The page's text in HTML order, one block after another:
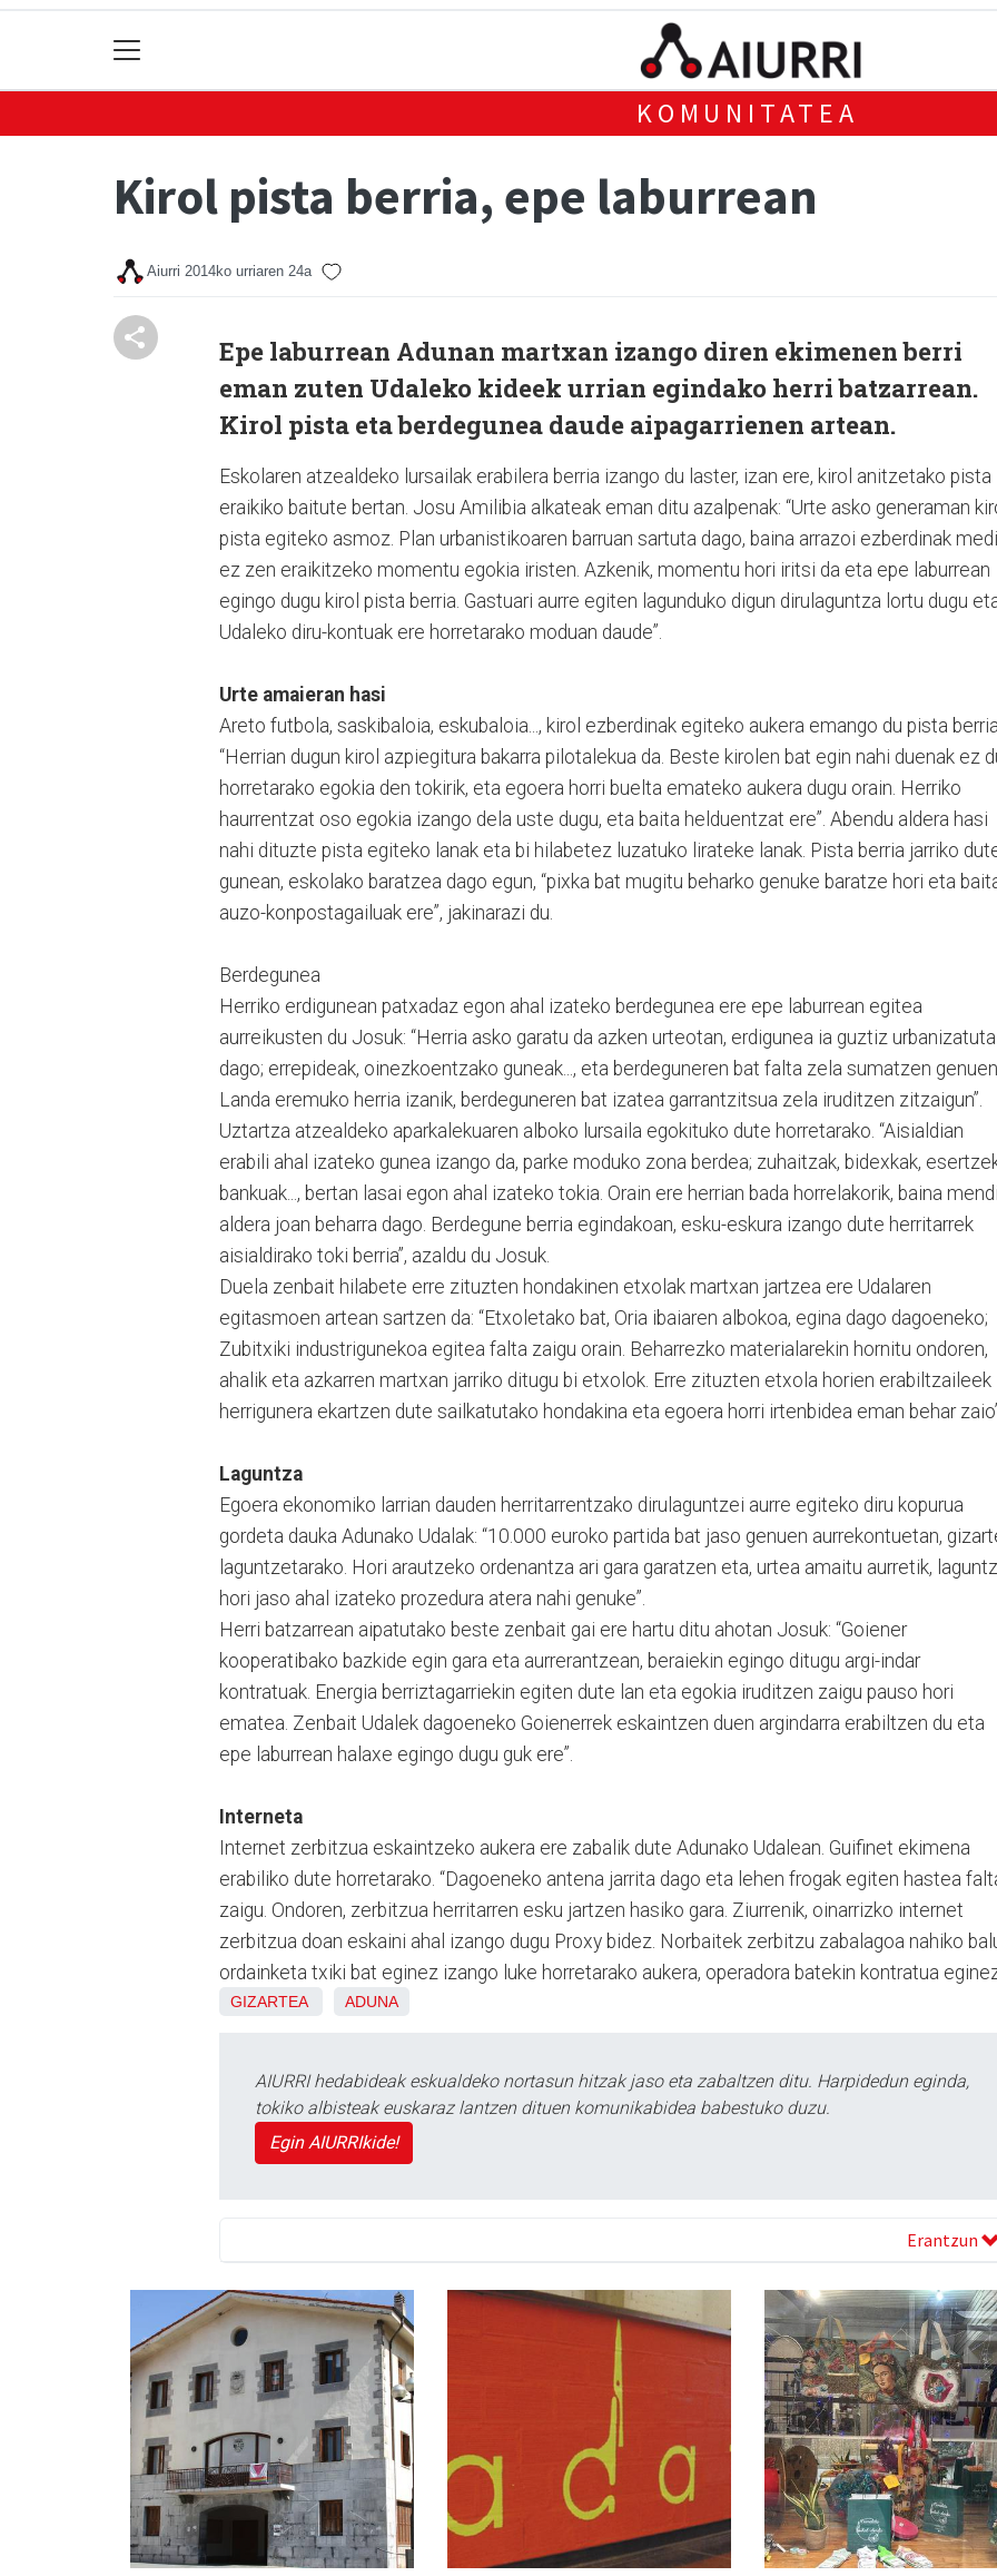
KOMUNITATEA
Kirol pista berria, epe laburrean
Aiurri 2014ko urriaren 24a
Epe laburrean Adunan martxan izango diren ekimenen berri
eman zuten Udaleko kideek urrian egindako herri batzarrean.
Kirol pista eta berdegunea daude aipagarrienen artean.
Eskolaren atzealdeko lursailak erabilera berria izango du laster, izan ere, kirol anitzetako pista
eraikiko baitute bertan. Josu Amilibia alkateak eman ditu azalpenak: “Urte asko generaman
pista egiteko asmoz. Plan urbanistikoaren barruan sartuta dago, baina arrazoi ezberdinak
ez zen eraikitzeko momentu egokia iristen. Azkenik, momentu hori iritsi da eta epe laburrean
egingo dugu kirol pista berria. Gastuari aurre egiten lagunduko digun dirulaguntza lortu dugu
Udaleko diru-kontuak ere horretarako moduan daude”.
Urte amaieran hasi
Areto futbola, saskibaloia, eskubaloia..., kirol ezberdinak egiteko aukera emango du pista
“Herrian dugun kirol azpiegitura bakarra pilotalekua da. Beste kirolen bat egin nahi duenak ez
horretarako egokia den tokirik, eta egoera horri buelta emateko aukera dugu orain. Herriko
haurrentzat oso egokia izango dela uste dugu, eta baita helduentzat ere”. Abendu aldera hasi
nahi dituzte pista egiteko lanak eta bi hilabetez luzatuko lirateke lanak. Pista berria jarriko
gunean, eskolako baratzea dago egun, “pixka bat mugitu beharko genuke baratze hori eta
auzo-konpostagailuak ere”, jakinarazi du.
Berdegunea
Herriko erdigunean patxadaz egon ahal izateko berdegunea ere epe laburrean egitea
aurreikusten du Josuk: “Herria asko garatu da azken urteotan, erdigunea ia guztiz urbanizatuta
dago; errepideak, oinezkoentzako guneak..., eta berdeguneren bat falta zela sumatzen genuen.
Landa eremuko herria izanik, berdeguneren bat izatea garrantzitsua zela iruditzen zitzaigun”.
Uztartza atzealdeko aparkalekuaren alboko lursaila egokituko dute horretarako. “Aisialdian
erabili ahal izateko gunea izango da, parke moduko zona berdea; zuhaitzak, bidexkak,
bankuak..., bertan lasai egon ahal izateko tokia. Orain ere herrian bada horrelakorik, baina mendi
aldera joan beharra dago. Berdegune berria egindakoan, esku-eskura izango dute herritarrek
aisialdirako toki berria”, azaldu du Josuk.
Duela zenbait hilabete erre zituzten hondakinen etxolak martxan jartzea ere Udalaren
egitasmoen artean sartzen da: “Etxoletako bat, Oria ibaiaren albokoa, egina dago dagoeneko;
Zubitxiki industrigunekoa egitea falta zaigu orain. Beharrezko materialarekin hornitu ondoren,
ahalik eta azkarren martxan jarriko ditugu bi etxolok. Erre zituzten etxola horien erabiltzaileek
herrigunera ekartzen dute sailkatutako hondakina eta egoera horri irtenbidea eman behar
Laguntza
Egoera ekonomiko larrian dauden herritarrentzako dirulaguntzei aurre egiteko diru kopurua
gordeta dauka Adunako Udalak: “10.000 euroko partida bat jaso genuen aurrekontuetan,
laguntzetarako. Hori arautzeko ordenantza ari gara garatzen eta, urtea amaitu aurretik,
hori jaso ahal izateko prozedura atera nahi genuke”.
Herri batzarrean aipatutako beste zenbait gai ere hartu ditu ahotan Josuk: “Goiener
kooperatibako bazkide egin gara eta aurrerantzean, beraiekin egingo ditugu argi-indar
kontratuak. Energia berriztagarriekin egiten dute lan eta egokia iruditzen zaigu pauso hori
ematea. Zenbait Udalek dagoeneko Goienerrek eskaintzen duen argindarra erabiltzen du eta
epe laburrean halaxe egingo dugu guk ere”.
Interneta
Internet zerbitzua eskaintzeko aukera ere zabalik dute Adunako Udalean. Guifinet ekimena
erabiliko dute horretarako. “Dagoeneko antena jarrita dago eta lehen frogak egiten hastea
zaigu. Ondoren, zerbitzua herritarren esku jartzen hasiko gara. Ziurrenik, oinarrizko internet
zerbitzua doan eskaini ahal izango dugu Proxy bidez. Norbaitek zerbitzu zabalagoa nahiko
ordainketa txiki bat eginez izango luke horretarako aukera, operadora batekin kontratua
GIZARTEA ADUNA
AIURRI hedabideak eskualdeko nortasun hitzak jaso eta zabaltzen ditu. Harpidedun eginda,
tokiko albisteak euskaraz lantzen dituen komunikabidea babestuko duzu.
Egin AIURRIkide!
Erantzun